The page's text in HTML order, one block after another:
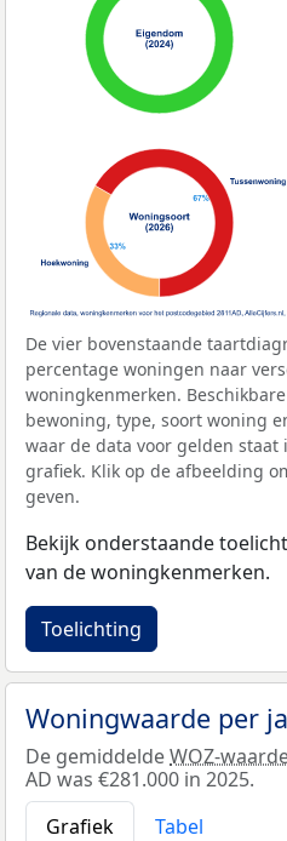
De vier bovenstaande
percentage woningen naar
woningkenmerken.
bewoning, type, soort woning
waar de data voor gelden
grafiek. Klik op de afbeelding
geven.
Bekijk onderstaande
van de woningkenmerken.
Toelichting
Woningwaarde per
De gemiddeldeWOZ-
AD was €281.000 in 2025.
Grafiek
Tabel